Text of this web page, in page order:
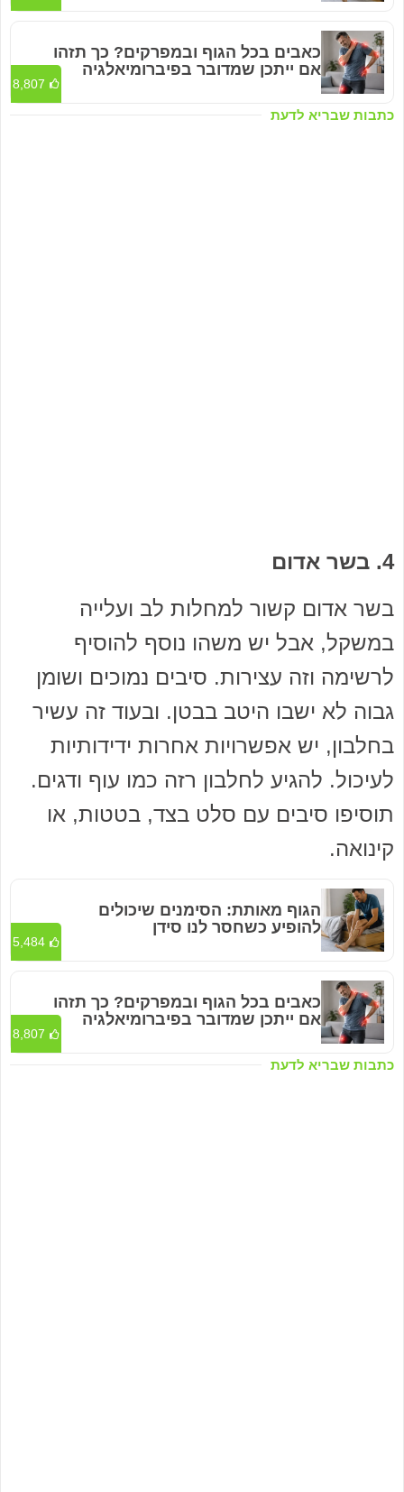
כתבות שבריא לדעת
כאבים בכל הגוף ובמפרקים? כך תזהו
אם ייתכן שמדובר בפיברומיאלגיה
8,807
4. בשר אדום
בשר אדום קשור למחלות לב ועלייה
במשקל, אבל יש משהו נוסף להוסיף
לרשימה וזה עצירות. סיבים נמוכים ושומן
גבוה לא ישבו היטב בבטן. ובעוד זה עשיר
בחלבון, יש אפשרויות אחרות ידידותיות
לעיכול. להגיע לחלבון רזה כמו עוף ודגים.
תוסיפו סיבים עם סלט בצד, בטטות, או
קינואה.
כתבות שבריא לדעת
הגוף מאותת: הסימנים שיכולים
להופיע כשחסר לנו סידן
5,484
כאבים בכל הגוף ובמפרקים? כך תזהו
אם ייתכן שמדובר בפיברומיאלגיה
8,807